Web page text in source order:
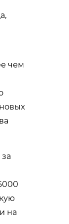
чем
на